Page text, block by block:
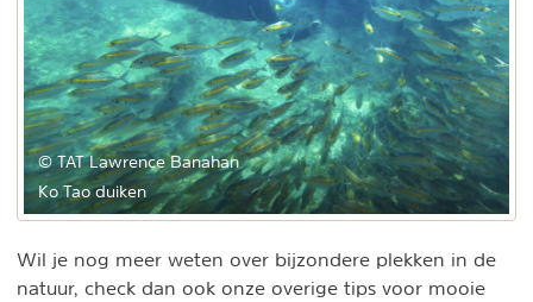
© TAT Lawrence Banahan
Ko Tao duiken
Wil je nog meer weten over bijzondere plekken in de
natuur, check dan ook onze overige tips voor mooie